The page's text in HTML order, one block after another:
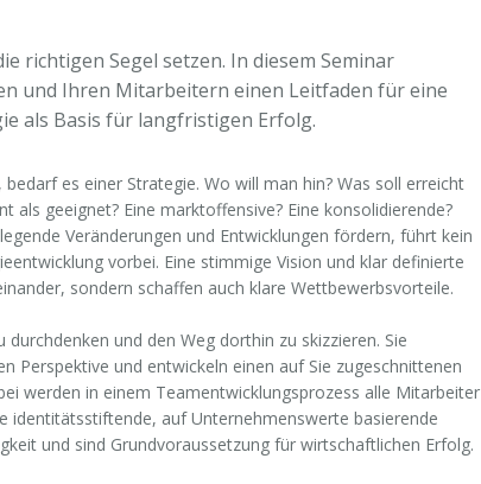
richtigen Segel setzen. In diesem Seminar
und Ihren Mitarbeitern einen Leitfaden für eine
als Basis für langfristigen Erfolg.
es einer Strategie. Wo will man hin? Was soll erreicht
als geeignet? Eine marktoffensive? Eine konsolidierende?
Veränderungen und Entwicklungen fördern, führt kein
vorbei. Eine stimmige Vision und klar definierte
sondern schaffen auch klare Wettbewerbsvorteile.
und den Weg dorthin zu skizzieren. Sie
Perspektive und entwickeln einen auf Sie zugeschnittenen
werden in einem Teamentwicklungsprozess alle Mitarbeiter
identitätsstiftende, auf Unternehmenswerte basierende
und sind Grundvoraussetzung für wirtschaftlichen Erfolg.